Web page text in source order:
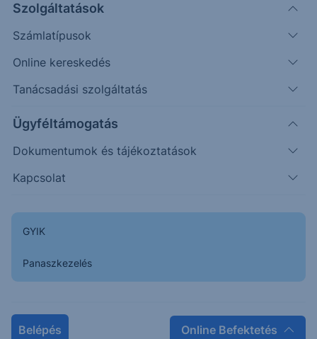
Szolgáltatások
Számlatípusok
Online kereskedés
Tanácsadási szolgáltatás
Ügyféltámogatás
Dokumentumok és tájékoztatások
Kapcsolat
GYIK
Panaszkezelés
Belépés Online Befektetés
2750
2760
2780
Magyar Telekom: Stagnáló eredmény
Magyar Telekom: Megemelt célár